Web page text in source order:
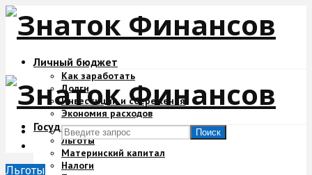
Личный бюджет
Как заработать
Долги
Инвестиции и сбережения
Экономия расходов
Государство и деньги
Льготы
Материнский капитал
Налоги
Поиск
Льготы